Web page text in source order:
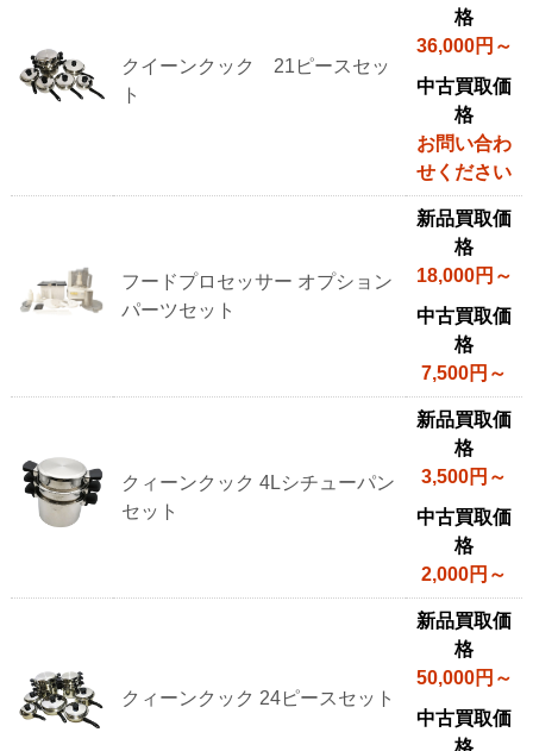
クイーンクック 21ピースセッ
ト
格
36,000円～
中古買取価
格
お問い合わ
せください
フードプロセッサー オプション
パーツセット
新品買取価
格
18,000円～
中古買取価
格
7,500円～
クィーンクック 4Lシチューパン
セット
新品買取価
格
3,500円～
中古買取価
格
2,000円～
クィーンクック 24ピースセット
新品買取価
格
50,000円～
中古買取価
格